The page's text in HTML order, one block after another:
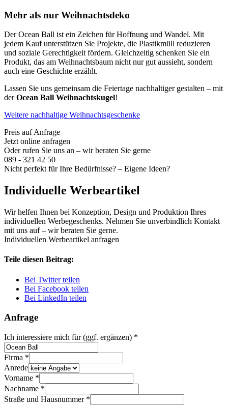
Mehr als nur Weihnachtsdeko
Der Ocean Ball ist ein Zeichen für Hoffnung und Wandel. Mit
jedem Kauf unterstützen Sie Projekte, die Plastikmüll reduzieren
und soziale Gerechtigkeit fördern. Gleichzeitig schenken Sie ein
Produkt, das am Weihnachtsbaum nicht nur gut aussieht, sondern
auch eine Geschichte erzählt.
Lassen Sie uns gemeinsam die Feiertage nachhaltiger gestalten – mit
derOcean Ball Weihnachtskugel!
Weitere nachhaltige Weihnachtsgeschenke
Preis auf Anfrage
Jetzt online anfragen
Oder rufen Sie uns an – wir beraten Sie gerne
089 - 321 42 50
Nicht perfekt für Ihre Bedürfnisse? – Eigene Ideen?
Individuelle Werbeartikel
Wir helfen Ihnen bei Konzeption, Design und Produktion Ihres
individuellen Werbegeschenks. Nehmen Sie unverbindlich Kontakt
mit uns auf – wir beraten Sie gerne.
Individuellen Werbeartikel anfragen
Teile diesen Beitrag:
Bei Twitter teilen
Bei Facebook teilen
Bei LinkedIn teilen
Anfrage
Ich interessiere mich für (ggf. ergänzen) *
Firma *
Anrede
Vorname *
Nachname *
Straße und Hausnummer *